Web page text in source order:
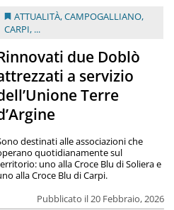
ATTUALITÀ,CAMPOGALLIANO,
CARPI, ...
due Doblò
a servizio
Terre
Pubblicato il 20 Febbraio, 2026
destinati alle associazioni che
quotidianamente sul
uno alla Croce Blu di Soliera e
alla Croce Blu di Carpi.